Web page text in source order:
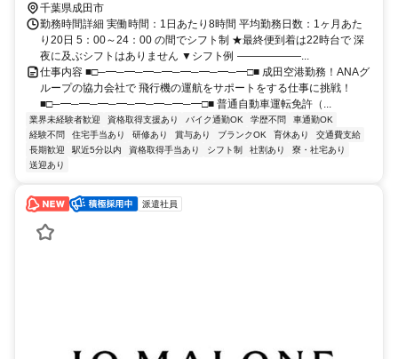
千葉県成田市
勤務時間詳細 実働時間：1日あたり8時間 平均勤務日数：1ヶ月あた
り20日 5：00～24：00 の間でシフト制 ★最終便到着は22時台で 深
夜に及ぶシフトはありません ▼シフト例 ――――――...
仕事内容 ■□─━─━─━─━─━─━─━─━□■ 成田空港勤務！ANAグ
ループの協力会社で 飛行機の運航をサポートをする仕事に挑戦！
■□─━─━─━─━─━─━─━─━□■ 普通自動車運転免許（...
業界未経験者歓迎 資格取得支援あり バイク通勤OK 学歴不問
車通勤OK
経験不問
住宅手当あり 研修あり 賞与あり ブランクOK 育休あり
交通費支給
長期歓迎
駅近5分以内 資格取得手当あり シフト制 社割あり
寮・社宅あり
送迎あり
派遣社員